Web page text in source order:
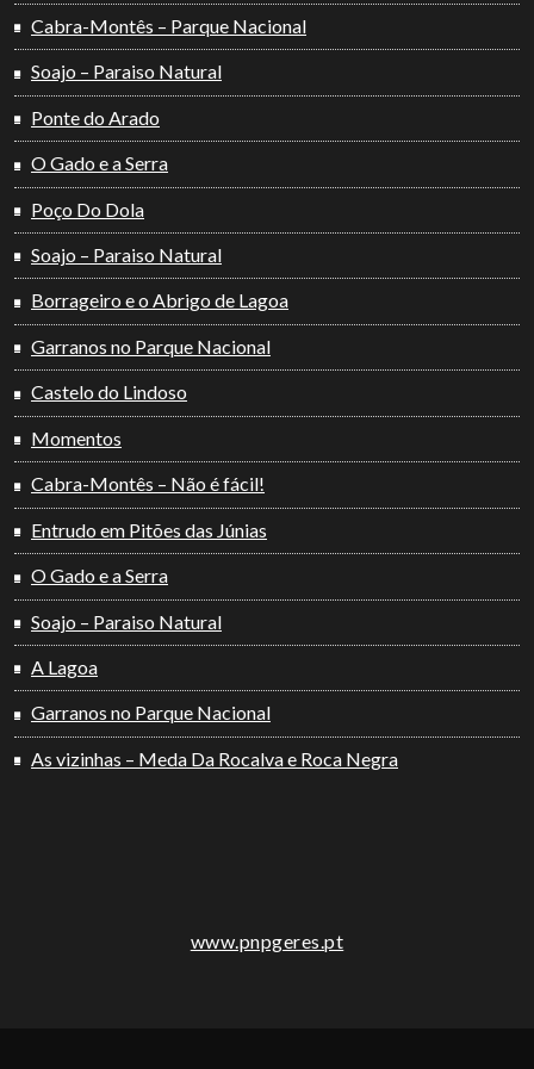
Cabra-Montês – Parque Nacional
Soajo – Paraiso Natural
Ponte do Arado
O Gado e a Serra
Poço Do Dola
Soajo – Paraiso Natural
Borrageiro e o Abrigo de Lagoa
Garranos no Parque Nacional
Castelo do Lindoso
Momentos
Cabra-Montês – Não é fácil!
Entrudo em Pitões das Júnias
O Gado e a Serra
Soajo – Paraiso Natural
A Lagoa
Garranos no Parque Nacional
As vizinhas – Meda Da Rocalva e Roca Negra
www.pnpgeres.pt